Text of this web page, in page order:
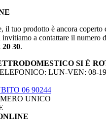
il tuo prodotto è ancora coperto
invitiamo a contattare il numero
20 30.
SI È
LUN-VEN: 08-19
06 90244
UNICO